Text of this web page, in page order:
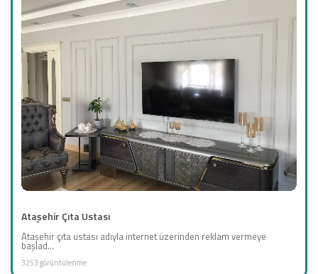
Ataşehir Çıta Ustası
Ataşehir çıta ustası adıyla internet üzerinden reklam vermeye
başlad...
3253 görüntülenme